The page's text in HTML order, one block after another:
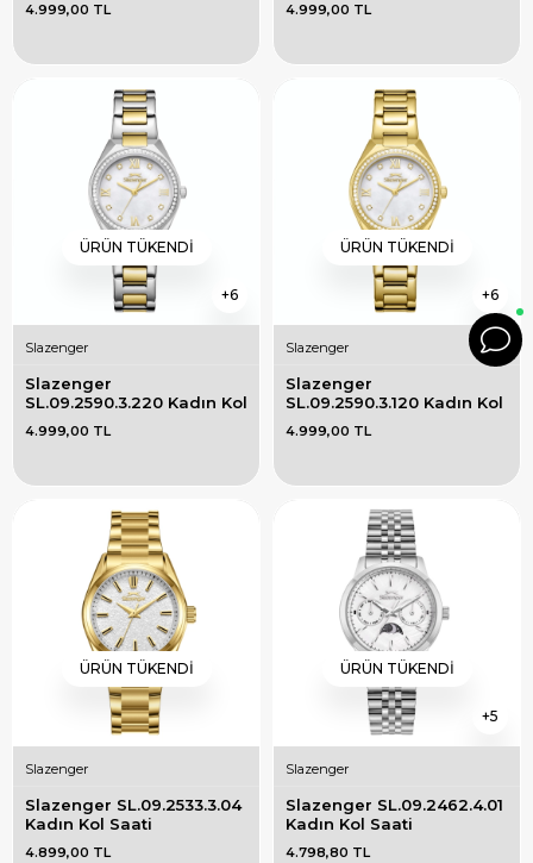
4.999,00 TL 4.999,00 TL
6
ÜRÜN TÜKENDI
Slazenger
Slazenger
SL.09.2590.3.220 Kadın Kol
4.999,00 TL
6
ÜRÜN TÜKENDI
Slazenger
Slazenger
SL.09.2590.3.120 Kadın Kol
4.999,00 TL
ÜRÜN TÜKENDI
Slazenger
Slazenger SL.09.2533.3.04
Kadın Kol Saati
4.899,00 TL
5
ÜRÜN TÜKENDI
Slazenger
Slazenger SL.09.2462.4.01
Kadın Kol Saati
4.798,80 TL